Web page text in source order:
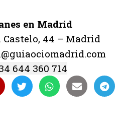
en Madrid
Castelo, 44 – Madrid
644 360 714